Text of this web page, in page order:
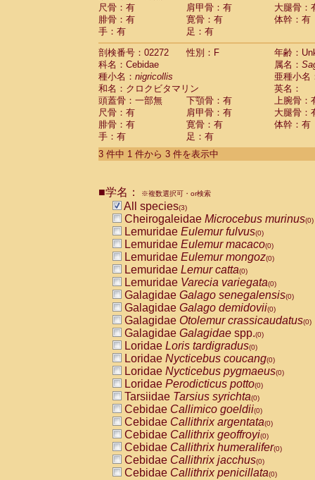
Cebidae Saimiri boliviensis
Cebidae Saimiri sciureus
Atelidae Alouatta caraya
AtelidaeAlouatta fusca
AtelidaeAlouatta seniculus
Atelidae
AtelidaeAteles belzebuth
Atelidae Ateles geoffroyi
Atelidae Ateles paniscus
Atelidae Atelesspp.
Atelidae Lagothrix lagothricha
AtelidaeLagothrix lagothricha cana(0)
PitheciidaeCacajao calvus
Pitheciidae
Pitheciidae Callicebus moloch
PitheciidaeCallicebus torquatus
PitheciidaeCallicebusspp.(0)
PitheciidaeChiropotes satanas
PitheciidaePithecia monachus
PitheciidaePithecia pithecia(0)
CercopithecidaeCercocebus agilis
CercopithecidaeCercocebus
CercopithecidaeCercocebus
CercopithecidaeCercocebus
CercopithecidaeCercocebus
CercopithecidaeCercocebus
CercopithecidaeCercocebus
CercopithecidaeLophocebus
CercopithecidaePapio anubis(0)
CercopithecidaePapio cynocephalus
Cercopithecidae Papio hamadryas
CercopithecidaePapio papio
CercopithecidaePapiospp.(0)
CercopithecidaeMandrillus
CercopithecidaeMandrillus sphinx
CercopithecidaeTheropithecus
CercopithecidaeMacaca arctoides
尺骨：有
肩甲骨：有
大腿骨：
腓骨：有
寛骨：有
体幹：有
手：有
足：有
剖検番号：02272
性別：F
年齢：
科名：Cebidae
属名：
種小名： nigricollis
亜種小名
和名：クロクビタマリン
英名：
頭蓋骨：一部無
下顎骨：有
上腕骨：
尺骨：有
肩甲骨：有
大腿骨：
腓骨：有
寛骨：有
体幹：有
手：有
足：有
3 件中 1 件から 3 件を表示中
■学名： ※複数選択可・or検索
All species(3)
Cheirogaleidae Microcebus murinus(0)
Lemuridae Eulemur fulvus(0)
Lemuridae Eulemur macaco(0)
Lemuridae Eulemur mongoz(0)
Lemuridae Lemur catta(0)
Lemuridae Varecia variegata(0)
Galagidae Galago senegalensis(0)
Galagidae Galago demidovii(0)
Galagidae Otolemur crassicaudatus(0)
Galagidae Galagidae spp.(0)
Loridae Loris tardigradus(0)
Loridae Nycticebus coucang(0)
Loridae Nycticebus pygmaeus(0)
Loridae Perodicticus potto(0)
Tarsiidae Tarsius syrichta(0)
Cebidae Callimico goeldii(0)
Cebidae Callithrix argentata(0)
Cebidae Callithrix geoffroyi(0)
Cebidae Callithrix humeralifer(0)
Cebidae Callithrix jacchus(0)
Cebidae Callithrix penicillata(0)